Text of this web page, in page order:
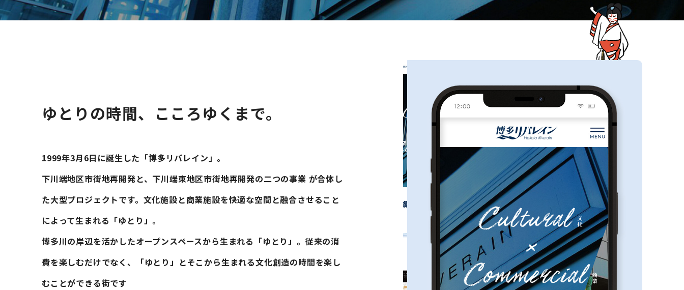
ゆとりの時間、こころゆくまで。
1999年3月6日に誕生した「博多リバレイン」。
下川端地区市街地再開発と、下川端東地区市街地再開発の二つの事業 が合体し
た大型プロジェクトです。文化施設と商業施設を快適な空間と融合させること
によって生まれる「ゆとり」。
博多川の岸辺を活かしたオープンスペースから生まれる「ゆとり」。従来の消
費を楽しむだけでなく、「ゆとり」とそこから生まれる文化創造の時間を楽し
むことができる街です